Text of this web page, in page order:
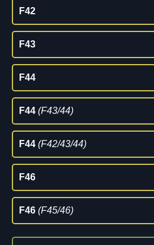
F42
F43
F44
F44 (F43/44)
F44 (F42/43/44)
F46
F46 (F45/46)